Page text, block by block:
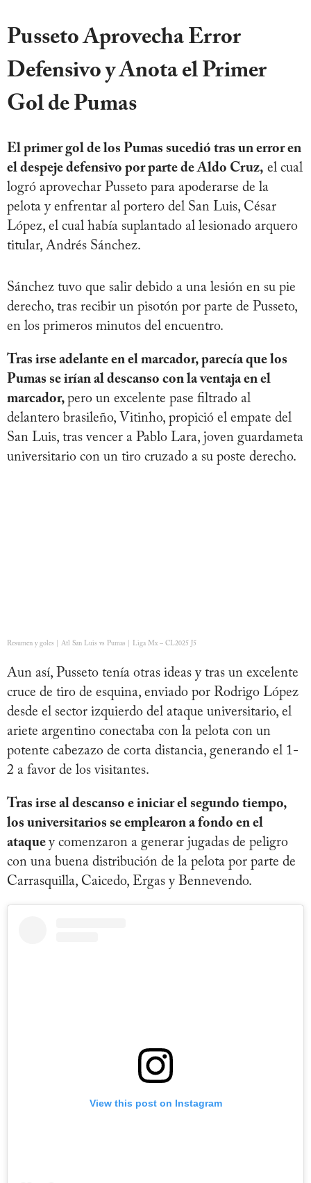
Pusseto Aprovecha Error
Defensivo y Anota el Primer
Gol de Pumas
El primer gol de los Pumas sucedió tras un error en
el despeje defensivo por parte de Aldo Cruz, el cual
logró aprovechar Pusseto para apoderarse de la
pelota y enfrentar al portero del San Luis, César
López, el cual había suplantado al lesionado arquero
titular, Andrés Sánchez.
Sánchez tuvo que salir debido a una lesión en su pie
derecho, tras recibir un pisotón por parte de Pusseto,
en los primeros minutos del encuentro.
Tras irse adelante en el marcador, parecía que los
Pumas se irían al descanso con la ventaja en el
marcador, pero un excelente pase filtrado al
delantero brasileño, Vitinho, propició el empate del
San Luis, tras vencer a Pablo Lara, joven guardameta
universitario con un tiro cruzado a su poste derecho.
Resumen y goles | Atl San Luis vs Pumas | Liga Mx – CL2025 J5
Aun así, Pusseto tenía otras ideas y tras un excelente
cruce de tiro de esquina, enviado por Rodrigo López
desde el sector izquierdo del ataque universitario, el
ariete argentino conectaba con la pelota con un
potente cabezazo de corta distancia, generando el 1-
2 a favor de los visitantes.
Tras irse al descanso e iniciar el segundo tiempo,
los universitarios se emplearon a fondo en el
ataque y comenzaron a generar jugadas de peligro
con una buena distribución de la pelota por parte de
Carrasquilla, Caicedo, Ergas y Bennevendo.
View this post on Instagram